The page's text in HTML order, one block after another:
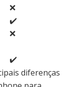
❌
✔️
❌
✔️
diferenças